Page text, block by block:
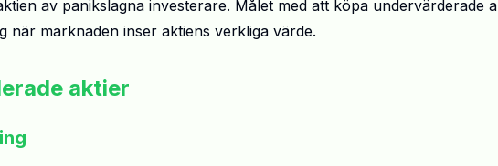
av panikslagna investerare. Målet med att köpa undervärderade
marknaden inser aktiens verkliga värde.
aktier